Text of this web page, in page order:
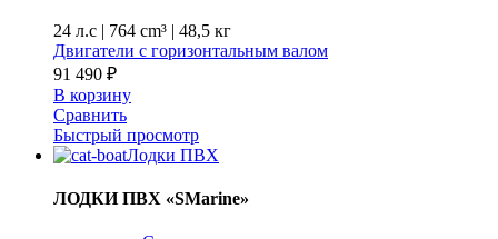
24 л.с | 764 cm³ | 48,5 кг
Двигатели с горизонтальным валом
91 490 ₽
В корзину
Сравнить
Быстрый просмотр
Лодки ПВХ
ЛОДКИ ПВХ «SMarine»